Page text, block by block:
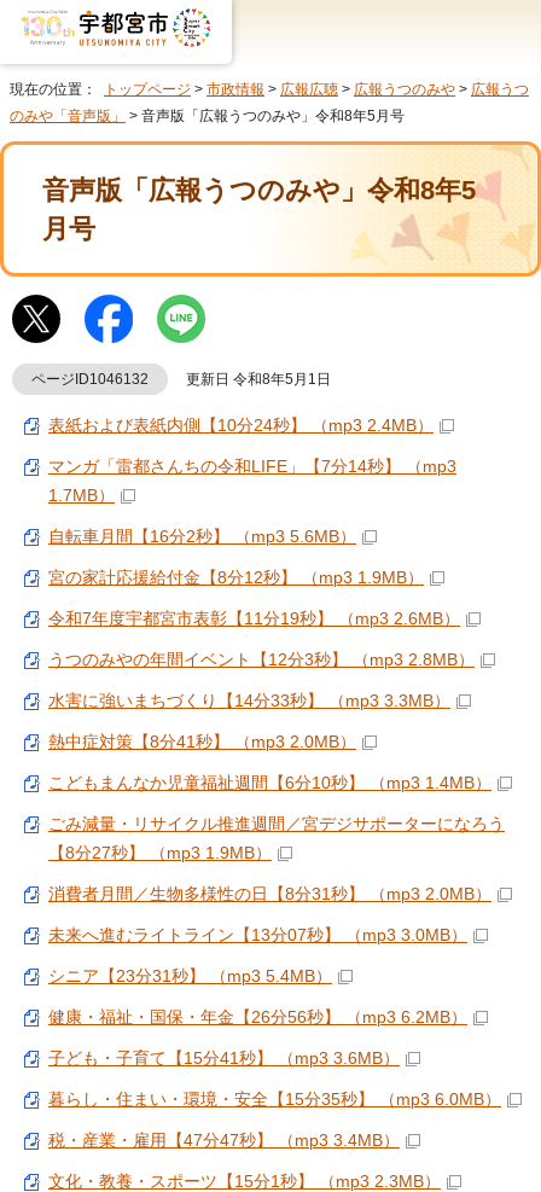
現在の位置： トップページ > 市政情報 > 広報広聴 > 広報うつのみや > 広報うつ
のみや「音声版」
> 音声版「広報うつのみや」令和8年5月号
音声版「広報うつのみや」令和8年5
月号
ページID1046132 更新日 令和8年5月1日
表紙および表紙内側【10分24秒】 （mp3 2.4MB）
マンガ「雷都さんちの令和LIFE」【7分14秒】 （mp3
1.7MB）
自転車月間【16分2秒】 （mp3 5.6MB）
宮の家計応援給付金【8分12秒】 （mp3 1.9MB）
令和7年度宇都宮市表彰【11分19秒】 （mp3 2.6MB）
うつのみやの年間イベント【12分3秒】 （mp3 2.8MB）
水害に強いまちづくり【14分33秒】 （mp3 3.3MB）
熱中症対策【8分41秒】 （mp3 2.0MB）
こどもまんなか児童福祉週間【6分10秒】 （mp3 1.4MB）
ごみ減量・リサイクル推進週間／宮デジサポーターになろう
【8分27秒】 （mp3 1.9MB）
消費者月間／生物多様性の日【8分31秒】 （mp3 2.0MB）
未来へ進むライトライン【13分07秒】 （mp3 3.0MB）
シニア【23分31秒】 （mp3 5.4MB）
健康・福祉・国保・年金【26分56秒】 （mp3 6.2MB）
子ども・子育て【15分41秒】 （mp3 3.6MB）
暮らし・住まい・環境・安全【15分35秒】 （mp3 6.0MB）
税・産業・雇用【47分47秒】 （mp3 3.4MB）
文化・教養・スポーツ【15分1秒】 （mp3 2.3MB）